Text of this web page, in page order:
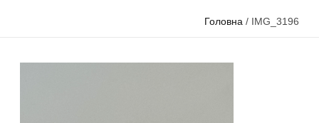
Головна / IMG_3196